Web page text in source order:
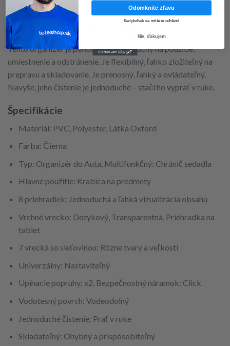
upevnenie.
Jednoduché použitie a údržba
Tento organizér je pohodlný a jednoduchý na použitie,
umiestnenie a odstránenie. Je flexibilný, ľahko zložiteľný na
prepravu a skladovanie. Je prenosný, ľahký a ovládateľný.
Navyše, jeho čistenie je jednoduché – stačí ho vyprať v ruke.
Špecifikácie
Materiál: PVC, Polyester, Látka Oxford
Farba: Čierna
Typ: Organizér do Auta, Multifunkčný: Chránič sedadla
Hlavné použitie: Krabica na predmety
8 priehradiek: Jednoduchá a ľahká vizualizácia obsahu
Vrchné vrecko: Dotykový, Transparentná, Priehradka na
tablet
7 vrecká so sieťovinou: Rôzne tvary a veľkosti
Univerzálny: Nastaviteľný
Upínacie popruhy: x2, Bezpečnostný náramok: Click
Vodotesný povrch: Vodeodolný
Jednoduché čistenie: Prať v ruke
Skladateľný: Ohybný a prispôsobiteľný
Odomknite zľavu
Kedykoľvek sa môžete odhlásiť
Nie, ďakujem